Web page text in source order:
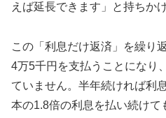
えば延長できます」と持ちか
この「利息だけ返済」を繰り
4万5千円を支払うことになり
ていません。半年続ければ利
本の1.8倍の利息を払い続け